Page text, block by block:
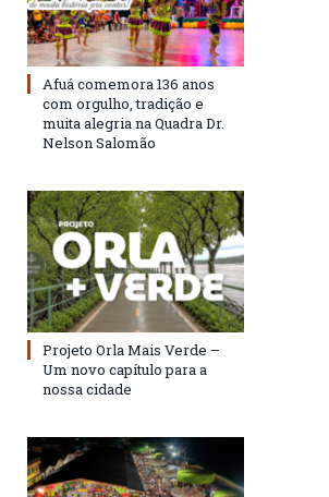
Afuá comemora 136 anos
com orgulho, tradição e
muita alegria na Quadra Dr.
Nelson Salomão
Projeto Orla Mais Verde –
Um novo capítulo para a
nossa cidade